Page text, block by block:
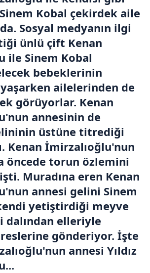
Kobal çekirdek aile
Sosyal medyanın ilgi
ünlü çift Kenan
ile Sinem Kobal
bebeklerinin
yaşarken ailelerinden de
görüyorlar. Kenan
annesinin de
üstüne titrediği
Kenan İmirzalıoğlu'nun
öncede torun özlemini
Muradına eren Kenan
annesi gelini Sinem
yetiştirdiği meyve
dalından elleriyle
gönderiyor. İşte
annesi Yıldız